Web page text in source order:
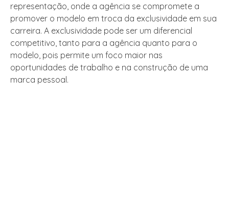
representação, onde a agência se compromete a
promover o modelo em troca da exclusividade em sua
carreira. A exclusividade pode ser um diferencial
competitivo, tanto para a agência quanto para o
modelo, pois permite um foco maior nas
oportunidades de trabalho e na construção de uma
marca pessoal.